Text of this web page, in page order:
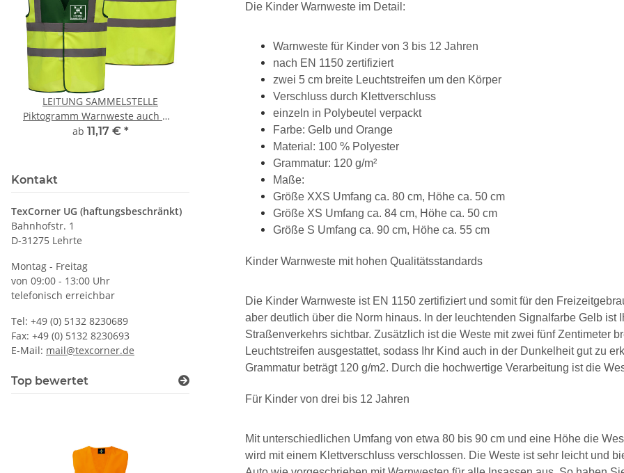
Die Kinder Warnweste im Detail:
Warnweste für Kinder von 3 bis 12 Jahren
nach EN 1150 zertifiziert
zwei 5 cm breite Leuchtstreifen um den Körper
Verschluss durch Klettverschluss
einzeln in Polybeutel verpackt
Farbe: Gelb und Orange
Material: 100 % Polyester
Grammatur: 120 g/m²
Maße:
Größe XXS Umfang ca. 80 cm, Höhe ca. 50 cm
Größe XS Umfang ca. 84 cm, Höhe ca. 50 cm
Größe S Umfang ca. 90 cm, Höhe ca. 55 cm
Kinder Warnweste mit hohen Qualitätsstandards
Die Kinder Warnweste ist EN 1150 zertifiziert und somit für den
aber deutlich über die Norm hinaus. In der leuchtenden Signalfarbe Gelb ist
Straßenverkehrs sichtbar. Zusätzlich ist die Weste mit zwei fünf Zentimeter
Leuchtstreifen ausgestattet, sodass Ihr Kind auch in der Dunkelheit gut zu
Grammatur beträgt 120 g/m2. Durch die hochwertige Verarbeitung ist die
Für Kinder von drei bis 12 Jahren
Mit unterschiedlichen Umfang von etwa 80 bis 90 cm und eine Höhe die
wird mit einem Klettverschluss verschlossen. Die Weste ist sehr leicht und
LEITUNG SAMMELSTELLE
Piktogramm Warnweste auch mit
vielen Taschen S-3XL
ab 11,17 € *
Feuerwehr Trinkflasche 5010
farbig 1000ml inkl.
Wunschnamen
7,99 € -14,99 €*
10x T-Shirt Herren weiß,
Premium B&C Inspire #190
Kontakt
TexCorner UG (haftungsbeschränkt)
Bahnhofstr. 1
D-31275 Lehrte
Montag - Freitag
von 09:00 - 13:00 Uhr
telefonisch erreichbar
Tel: +49 (0) 5132 8230689
Fax: +49 (0) 5132 8230693
E-Mail: mail@texcorner.de
Top bewertet